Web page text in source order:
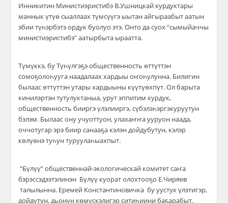
Инникитин Министиэристибэ В.Ушницкай курдуктары
маннык үтүө сыаллаах түмсүүгэ ыытан айгыраабыт аатын
эбии түһэрбэтэ ордук буолуо этэ. Онтода суох“сымыйаччы
министиэристибэ”аатырбыта ыраатта.
Түмүккэ, бу Түһүлгэҕэ общественность өттүттэн
сомоҕолоһууга наадалаах хардыы оҥоһулунна. Билигин
былаас өттүттэн утары хардыыны күүтүөхпүт. Ол барыта
кинилэртэн тутулуктаныа, урут эппитим курдук,
общественность бииргэ үлэлииргэ, сүбэлэһэргэкуруутун
бэлэм. Былаас ону учуоттуон, улахаҥҥа ууруон наада,
оччотугар эрэ биир санааҕа кэлэн дойдубутун, кэлэр
көлүөнэ туһун туруулаһыахпыт.
“Бүлүү” общественнай-экологическай комитет саҥа
бэрэссэдээтэлинэн Бүлүү куорат олохтооҕо Е.Чиряев
талылынна. Еремей Константиновичкабу уустук үлэтигэр,
дойдутун, дьонун көмүскэлигэр ситиһиини баҕарабыт.